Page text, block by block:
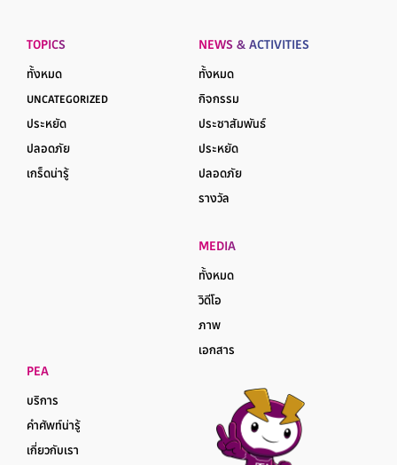
TOPICS
ทั้งหมด
UNCATEGORIZED
ประหยัด
ปลอดภัย
เกร็ดน่ารู้
NEWS & ACTIVITIES
ทั้งหมด
กิจกรรม
ประชาสัมพันธ์
ประหยัด
ปลอดภัย
รางวัล
MEDIA
ทั้งหมด
วิดีโอ
ภาพ
เอกสาร
PEA
บริการ
คำศัพท์น่ารู้
เกี่ยวกับเรา